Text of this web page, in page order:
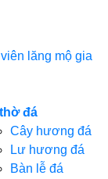
lăng mộ gia
đá
Cây hương đá
Lư hương đá
Bàn lễ đá